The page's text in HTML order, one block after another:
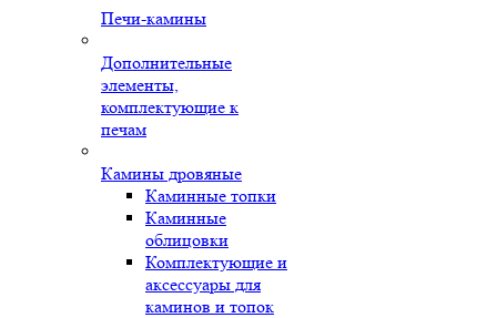
Печи-камины
Дополнительные
элементы,
комплектующие к
печам
Камины дровяные
Каминные топки
Каминные
облицовки
Комплектующие и
аксессуары для
каминов и топок